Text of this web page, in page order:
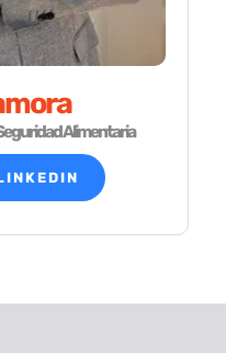
Alimentaria